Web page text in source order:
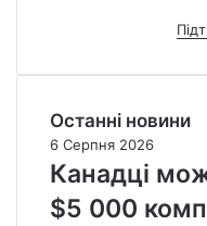
Останні новини
6 Серпня 2026
Канадці
$5 000